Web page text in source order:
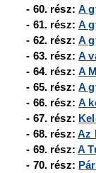
- 60. rész:A
- 61. rész:A
- 62. rész:A
- 63. rész:A
- 64. rész:A
- 65. rész:A
- 66. rész:A
- 67. rész:
- 68. rész:Az
- 69. rész:A
- 70. rész: